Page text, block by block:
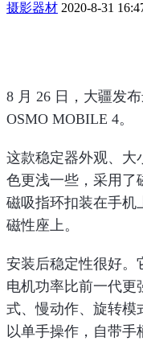
摄影器材 2020-8-31
8 月 26 日，大疆发
OSMO MOBILE 4。
这款稳定器外观、大
色更浅一些，采用了
磁吸指环扣装在手机
磁性座上。
安装后稳定性很好。
电机功率比前一代更
式、慢动作、旋转模
以单手操作，自带手